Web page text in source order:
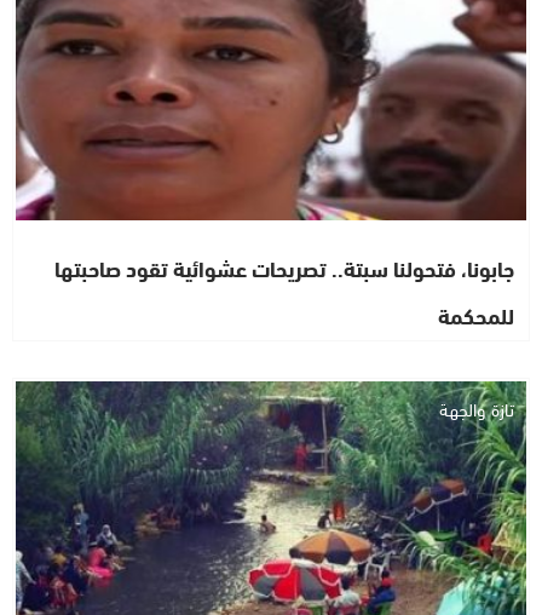
جابونا، فتحولنا سبتة.. تصريحات عشوائية تقود صاحبتها
للمحكمة
تازة والجهة